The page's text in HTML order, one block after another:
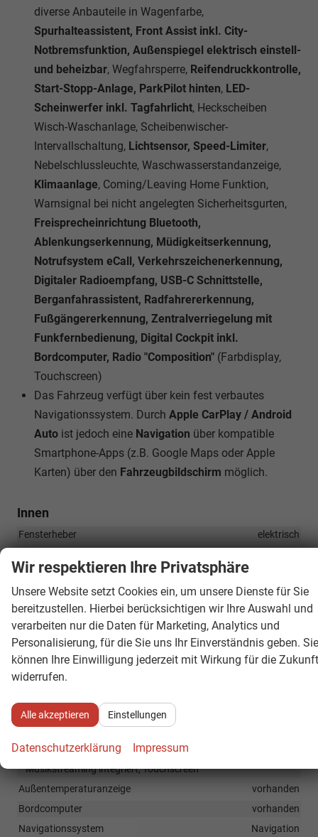
diverse Anbauteile in Wagenfarbe,
Spurhalteassistent, Front Assist inkl. City-
Notbremsfunktion, Außenspiegel elektrisch einstell-
und beheizbar, Wegfahrsperre, Reifendruckkontrolle,
Start-Stopp-Anlage, ParkPilot hinten, LED-
Scheinwerfer inkl. Tagfahrlicht, Heckscheiben
Wisch-Waschanlage, Scheibenwischer-
Intervallschaltung, Lichtsensor, Speed-Limiter,
Nebelschlussleuchte, Waschwasserstandanzeige,
Klimaanlage, Coming/Leaving Home Funktion,
Warnsignal bei nicht angelegten Sicherheitsgurten,
Freisprecheinrichtung Bluetooth,
Ablenkungserkennung, Müdigkeitserkennung,
Notrufsystem eCall, Verkehrszeichenerkennung,
Digitaler Radioempfang, USB-C Schnittstelle,
Berganfahrassistent, Radfahrererkennung,
Fußgängererkennung, Zentralverriegelung mit
Funkfernbedienung, Digital Cockpit inkl.
Bordcomputer, Radio "Composition" (Farbdisplay,
Touchscreen)
Das Fahrzeug verfügt über kein fest verbautes
Navigationssystem. Durch Apple CarPlay / Android
Auto ist jedoch eine Navigation über kompatible
Smartphone-Apps (z.B. Google Maps oder Apple
Karten) über den Fahrzeugbildschirm möglich.
Innen
Fensterheber
elektrisch
Klimatisierung
Klimaanlage manuell
Laderaumabdeckung
vorhanden
Lenkrad
höhenverstellbar, mit Multifunktionen
Sitze
Isofix (Kindersitzbefestigung), Sitzheizung, Isofix Beifahrersitz
Sitze: Verstellbarkeit
Höhenverstellbarer Fahrersitz
Infotainment & Kommunikation
Audioanlage
Radio/MP3-Player, Radio, Schnittstelle MP3, Schnittstelle USB,
Digitalradio DAB, Farbdisplay, Android Auto, Apple CarPlay,
Musikstreaming integriert, Touchscreen
Außentemperaturanzeige
vorhanden
Bordcomputer
vorhanden
Navigationssystem
Navigation
Wir respektieren Ihre Privatsphäre
Unsere Website setzt Cookies ein, um unsere Dienste für Sie
bereitzustellen. Hierbei berücksichtigen wir Ihre Auswahl und
verarbeiten nur die Daten für Marketing, Analytics und
Personalisierung, für die Sie uns Ihr Einverständnis geben. Sie
können Ihre Einwilligung jederzeit mit Wirkung für die Zukunft
widerrufen.
Alle akzeptieren Einstellungen
Datenschutzerklärung Impressum